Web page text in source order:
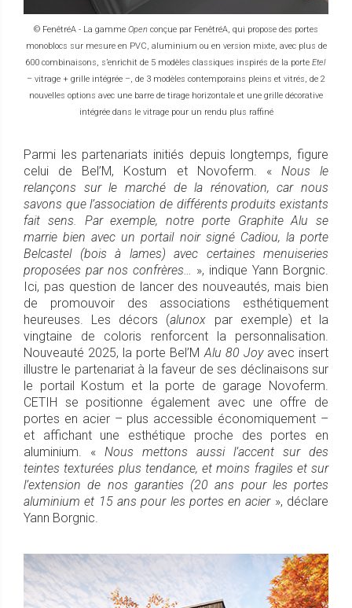
© FenêtréA - La gamme Open conçue par FenêtréA, qui propose des portes
monoblocs sur mesure en PVC, aluminium ou en version mixte, avec plus de
600 combinaisons, s’enrichit de 5 modèles classiques inspirés de la porte Etel
– vitrage + grille intégrée –, de 3 modèles contemporains pleins et vitrés, de 2
nouvelles options avec une barre de tirage horizontale et une grille décorative
intégrée dans le vitrage pour un rendu plus raffiné
Parmi les partenariats initiés depuis longtemps, figure
celui de Bel’M, Kostum et Novoferm. « Nous le
relançons sur le marché de la rénovation, car nous
savons que l’association de différents produits existants
fait sens. Par exemple, notre porte Graphite Alu se
marrie bien avec un portail noir signé Cadiou, la porte
Belcastel (bois à lames) avec certaines menuiseries
proposées par nos confrères… », indique Yann Borgnic.
Ici, pas question de lancer des nouveautés, mais bien
de promouvoir des associations esthétiquement
heureuses. Les décors (alunox par exemple) et la
vingtaine de coloris renforcent la personnalisation.
Nouveauté 2025, la porte Bel’MAlu 80 Joyavec insert
illustre le partenariat à la faveur de ses déclinaisons sur
le portail Kostum et la porte de garage Novoferm.
CETIH se positionne également avec une offre de
portes en acier – plus accessible économiquement –
et affichant une esthétique proche des portes en
aluminium. « Nous mettons aussi l’accent sur des
teintes texturées plus tendance, et moins fragiles et sur
l’extension de nos garanties (20 ans pour les portes
aluminium et 15 ans pour les portes en acier », déclare
Yann Borgnic.